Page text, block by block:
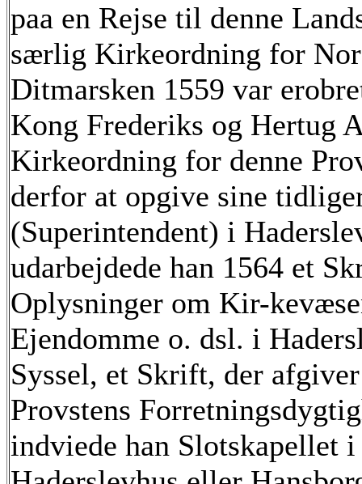
paa en Rejse til denne
særlig Kirkeordning for
Ditmarsken 1559 var
Kong Frederiks og Hertug
Kirkeordning for denne
derfor at opgive sine
(Superintendent) i
udarbejdede han 1564 et
Oplysninger om Kir-
Ejendomme o. dsl. i
Syssel, et Skrift, der
Provstens
indviede han Slotskapellet